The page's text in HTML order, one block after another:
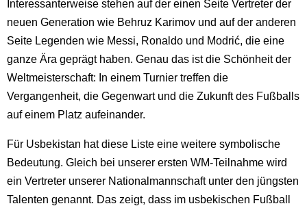
Interessanterweise stehen auf der einen Seite Vertreter der
neuen Generation wie Behruz Karimov und auf der anderen
Seite Legenden wie Messi, Ronaldo und Modrić, die eine
ganze Ära geprägt haben. Genau das ist die Schönheit der
Weltmeisterschaft: In einem Turnier treffen die
Vergangenheit, die Gegenwart und die Zukunft des Fußballs
auf einem Platz aufeinander.
Für Usbekistan hat diese Liste eine weitere symbolische
Bedeutung. Gleich bei unserer ersten WM-Teilnahme wird
ein Vertreter unserer Nationalmannschaft unter den jüngsten
Talenten genannt. Das zeigt, dass im usbekischen Fußball